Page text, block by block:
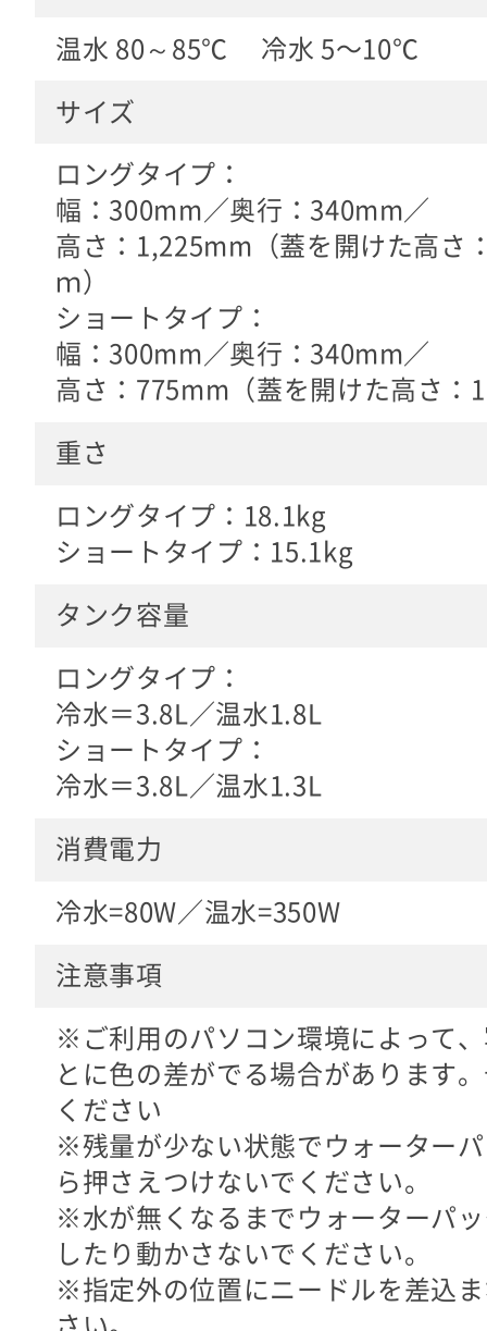
温水 80～85℃ 冷水 5〜10℃
サイズ
ロングタイプ：
幅：300mm／奥行：340mm／
高さ：1,225mm（蓋を開けた高さ
ｍ）
ショートタイプ：
幅：300mm／奥行：340mm／
高さ：775mm（蓋を開けた高さ：
重さ
ロングタイプ：18.1kg
ショートタイプ：15.1kg
タンク容量
ロングタイプ：
冷水＝3.8L／温水1.8L
ショートタイプ：
冷水＝3.8L／温水1.3L
消費電力
冷水=80W／温水=350W
注意事項
※ご利用のパソコン環境によって
とに色の差がでる場合があります
ください
※残量が少ない状態でウォーター
ら押さえつけないでください。
※水が無くなるまでウォーターパ
したり動かさないでください。
※指定外の位置にニードルを差込
さい。